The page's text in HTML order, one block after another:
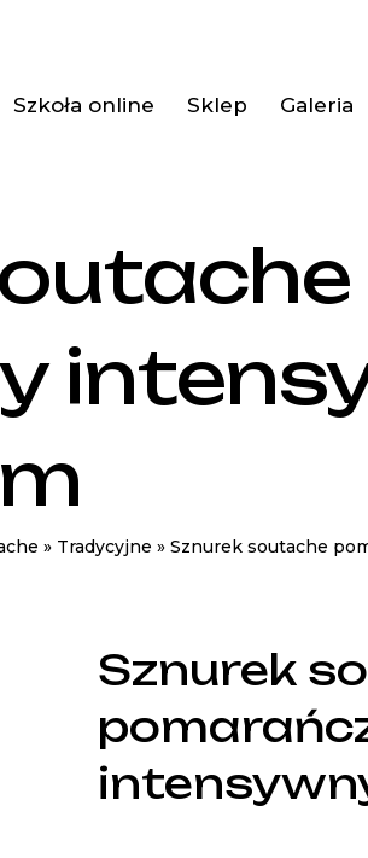
Szkoła online Sklep Galeria
» Tradycyjne » Sznurek soutache
Sznurek